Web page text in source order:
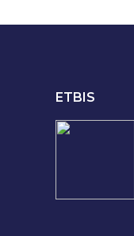
ETBIS